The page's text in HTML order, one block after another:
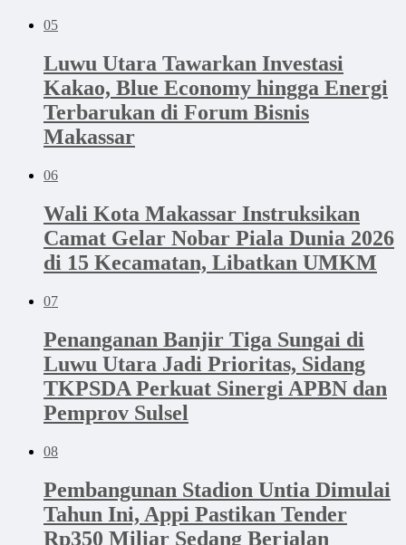
05
Luwu Utara Tawarkan Investasi
Kakao, Blue Economy hingga Energi
Terbarukan di Forum Bisnis
Makassar
06
Wali Kota Makassar Instruksikan
Camat Gelar Nobar Piala Dunia 2026
di 15 Kecamatan, Libatkan UMKM
07
Penanganan Banjir Tiga Sungai di
Luwu Utara Jadi Prioritas, Sidang
TKPSDA Perkuat Sinergi APBN dan
Pemprov Sulsel
08
Pembangunan Stadion Untia Dimulai
Tahun Ini, Appi Pastikan Tender
Rp350 Miliar Sedang Berjalan